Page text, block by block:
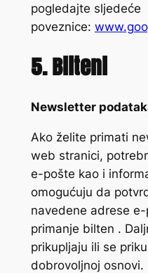
pogledajte sljedeće
poveznice:
5. Bilteni
Newsletter
Ako želite primati
web stranici,
e-pošte kao i
omogućuju da
navedene adrese
primanje bilten .
prikupljaju ili se
dobrovoljnoj